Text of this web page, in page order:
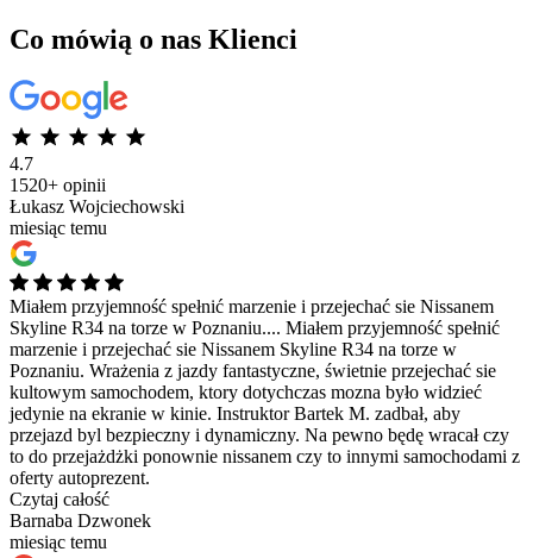
Co mówią o nas Klienci
4.7
1520+ opinii
Łukasz Wojciechowski
miesiąc temu
Miałem przyjemność spełnić marzenie i przejechać sie Nissanem
Skyline R34 na torze w Poznaniu.... Miałem przyjemność spełnić
marzenie i przejechać sie Nissanem Skyline R34 na torze w
Poznaniu. Wrażenia z jazdy fantastyczne, świetnie przejechać sie
kultowym samochodem, ktory dotychczas mozna było widzieć
jedynie na ekranie w kinie. Instruktor Bartek M. zadbał, aby
przejazd byl bezpieczny i dynamiczny. Na pewno będę wracał czy
to do przejażdżki ponownie nissanem czy to innymi samochodami z
oferty autoprezent.
Czytaj całość
Barnaba Dzwonek
miesiąc temu